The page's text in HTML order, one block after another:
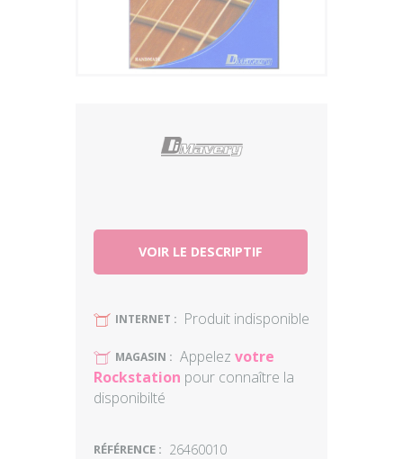
VOIR LE DESCRIPTIF
U INTERNET : Produit indisponible
U MAGASIN : Appelez votre
Rockstation pour connaître la
disponibilté
RÉFÉRENCE : 26460010